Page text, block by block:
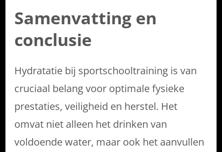
Samenvatting en
conclusie
Hydratatie bij sportschooltraining is van
cruciaal belang voor optimale fysieke
prestaties, veiligheid en herstel. Het
omvat niet alleen het drinken van
voldoende water, maar ook het aanvullen